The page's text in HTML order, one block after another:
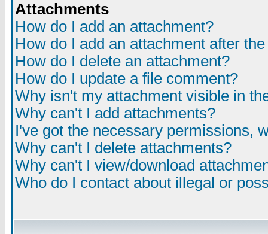
Attachments
How do I add an attachment?
How do I add an attachment after
How do I delete an attachment?
How do I update a file comment?
Why isn't my attachment visible in
Why can't I add attachments?
I've got the necessary permissions,
Why can't I delete attachments?
Why can't I view/download
Who do I contact about illegal or